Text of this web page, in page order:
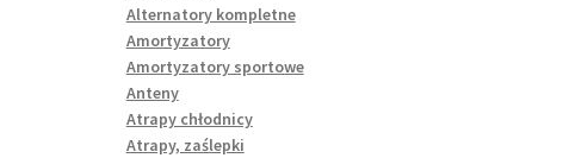
Alternatory kompletne
Amortyzatory
Amortyzatory sportowe
Anteny
Atrapy chłodnicy
Atrapy, zaślepki